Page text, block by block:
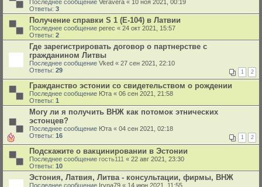
Последнее сообщение Veravera « 10 ноя 2021, 00:19
Ответы: 3
Получение справки S 1 (E-104) в Латвии
Последнее сообщение perec « 24 окт 2021, 15:57
Ответы: 2
Где зарегистрировать договор о партнерстве с
гражданином Литвы
Последнее сообщение Vked « 27 сен 2021, 22:10
Ответы: 29 1 2
Гражданство эстонии со свидетельством о рождении
Последнее сообщение Юта « 06 сен 2021, 21:58
Ответы: 1
Могу ли я получить ВНЖ как потомок этнических
эстонцев?
Последнее сообщение Юта « 04 сен 2021, 02:18
Ответы: 16 1 2
Подскажите о вакцинировании в Эстонии
Последнее сообщение гость111 « 22 авг 2021, 23:30
Ответы: 10
Эстония, Латвия, Литва - консультации, фирмы, ВНЖ
Последнее сообщение Iryna79 « 14 июн 2021, 11:55